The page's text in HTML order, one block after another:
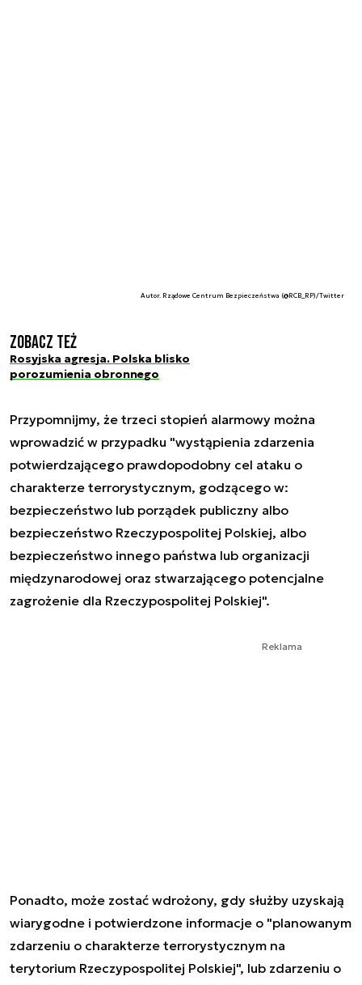
Autor. Rządowe Centrum Bezpieczeństwa (@RCB_RP)/Twitter
Zobacz też
Rosyjska agresja. Polska blisko
porozumienia obronnego
Przypomnijmy, że trzeci stopień alarmowy można
wprowadzić w przypadku "wystąpienia zdarzenia
potwierdzającego prawdopodobny cel ataku o
charakterze terrorystycznym, godzącego w:
bezpieczeństwo lub porządek publiczny albo
bezpieczeństwo Rzeczypospolitej Polskiej, albo
bezpieczeństwo innego państwa lub organizacji
międzynarodowej oraz stwarzającego potencjalne
zagrożenie dla Rzeczypospolitej Polskiej".
Reklama
Ponadto, może zostać wdrożony, gdy służby uzyskają
wiarygodne i potwierdzone informacje o "planowanym
zdarzeniu o charakterze terrorystycznym na
terytorium Rzeczypospolitej Polskiej", lub zdarzeniu o